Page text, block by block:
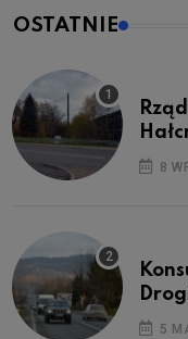
OSTATNIE
8
5